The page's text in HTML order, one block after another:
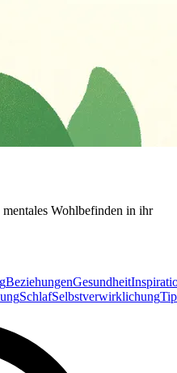
Wohlbefinden in ihr
BeziehungenGesundheit
SchlafSelbstverwirklichung